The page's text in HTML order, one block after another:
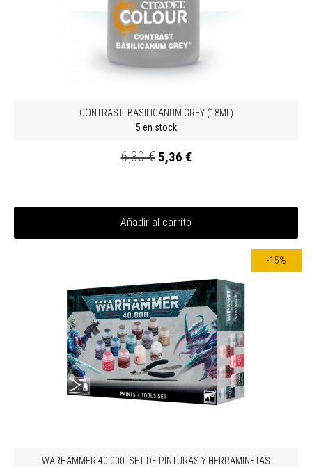
CONTRAST: BASILICANUM GREY (18ML)
5 en stock
6,30 €5,36 €
Añadir al carrito
-15%
WARHAMMER 40.000: SET DE PINTURAS Y HERRAMINETAS